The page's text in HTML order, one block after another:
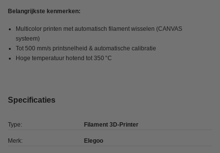
Belangrijkste kenmerken:
Multicolor printen met automatisch filament wisselen (CANVAS
systeem)
Tot 500 mm/s printsnelheid & automatische calibratie
Hoge temperatuur hotend tot 350 °C
Specificaties
Type: Filament 3D-Printer
Merk: Elegoo